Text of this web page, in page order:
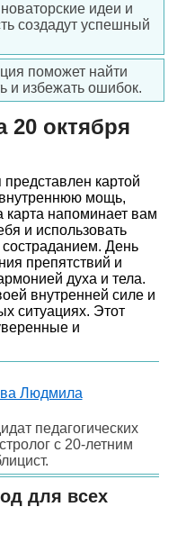
идеи и
создадут успешный
поможет найти
и избежать ошибок.
20 октября
картой
мощь,
карта напоминает вам
и использовать
День
препятствий и
духа и тела.
внутренней силе и
ситуациях. Этот
и
Людмила
педагогических
с 20-летним
для всех